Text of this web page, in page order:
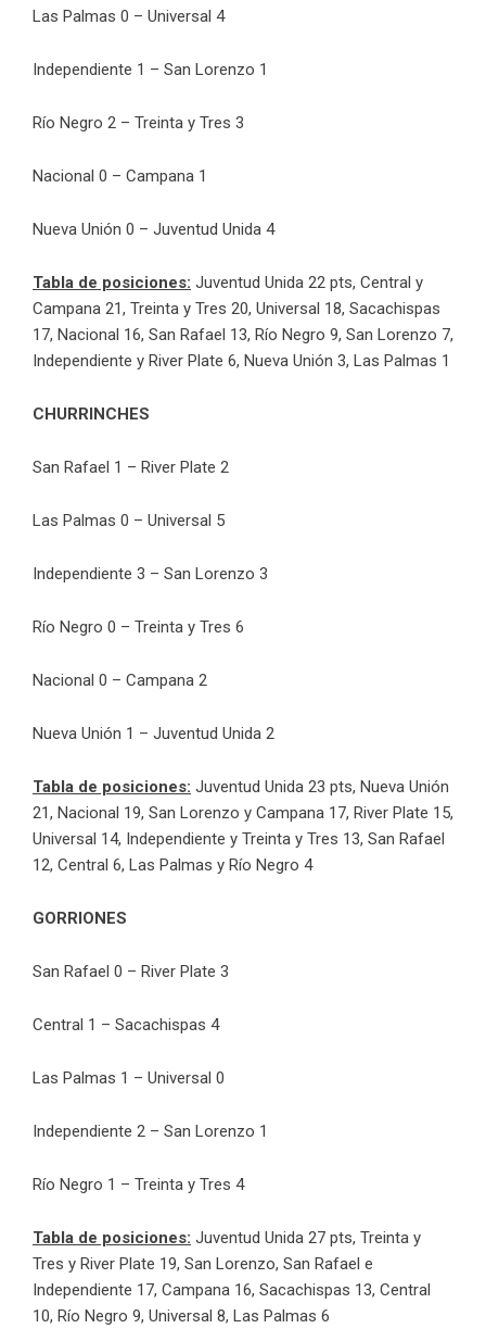
Las Palmas 0 – Universal 4
Independiente 1 – San Lorenzo 1
Río Negro 2 – Treinta y Tres 3
Nacional 0 – Campana 1
Nueva Unión 0 – Juventud Unida 4
Tabla de posiciones: Juventud Unida 22 pts, Central y
Campana 21, Treinta y Tres 20, Universal 18, Sacachispas
17, Nacional 16, San Rafael 13, Río Negro 9, San Lorenzo 7,
Independiente y River Plate 6, Nueva Unión 3, Las Palmas 1
CHURRINCHES
San Rafael 1 – River Plate 2
Las Palmas 0 – Universal 5
Independiente 3 – San Lorenzo 3
Río Negro 0 – Treinta y Tres 6
Nacional 0 – Campana 2
Nueva Unión 1 – Juventud Unida 2
Tabla de posiciones: Juventud Unida 23 pts, Nueva Unión
21, Nacional 19, San Lorenzo y Campana 17, River Plate 15,
Universal 14, Independiente y Treinta y Tres 13, San Rafael
12, Central 6, Las Palmas y Río Negro 4
GORRIONES
San Rafael 0 – River Plate 3
Central 1 – Sacachispas 4
Las Palmas 1 – Universal 0
Independiente 2 – San Lorenzo 1
Río Negro 1 – Treinta y Tres 4
Tabla de posiciones: Juventud Unida 27 pts, Treinta y
Tres y River Plate 19, San Lorenzo, San Rafael e
Independiente 17, Campana 16, Sacachispas 13, Central
10, Río Negro 9, Universal 8, Las Palmas 6